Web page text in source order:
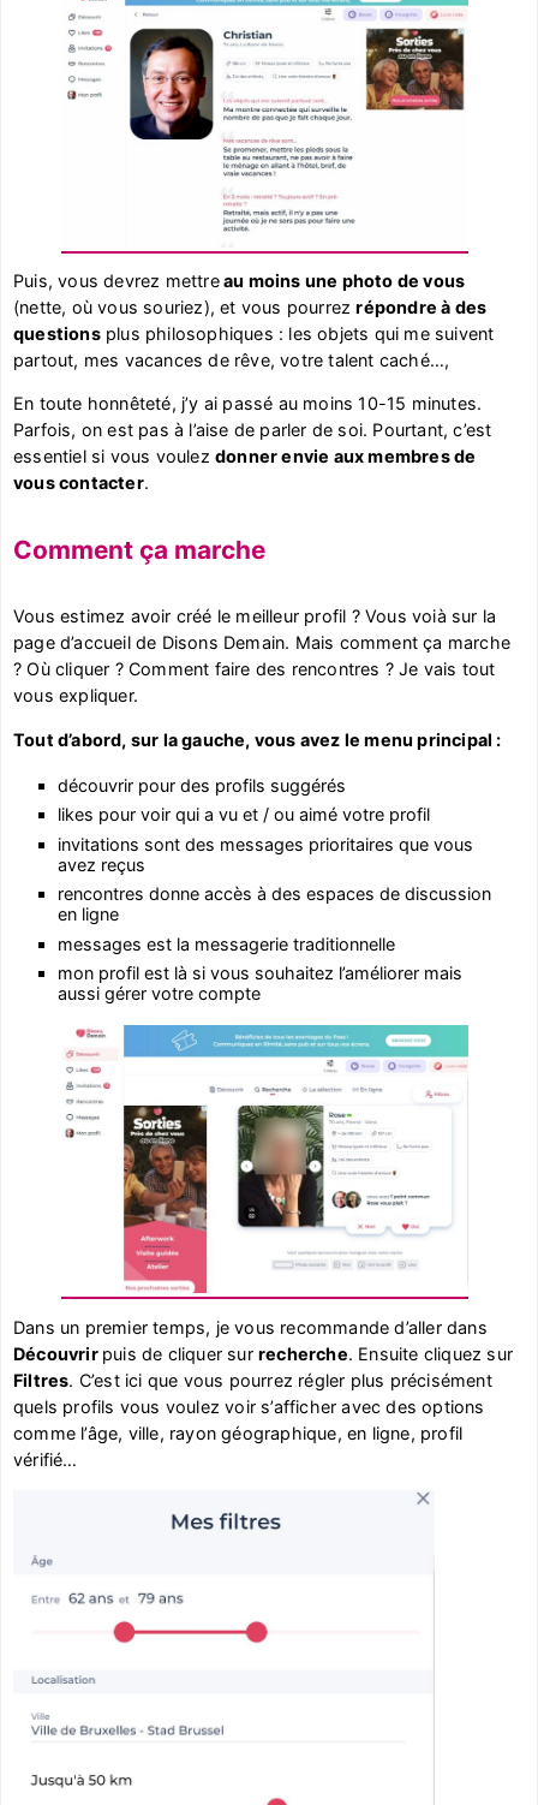
Puis, vous devrez mettreau moins une photo de vous
(nette, où vous souriez), et vous pourrezrépondre à des
questionsplus philosophiques : les objets qui me suivent
partout, mes vacances de rêve, votre talent caché…,
En toute honnêteté, j’y ai passé au moins 10-15 minutes.
Parfois, on est pas à l’aise de parler de soi. Pourtant, c’est
essentiel si vous voulez donner envie aux membres de
vous contacter.
Comment ça marche
Vous estimez avoir créé le meilleur profil ? Vous voià sur la
page d’accueil de Disons Demain. Mais comment ça marche
? Où cliquer ? Comment faire des rencontres ? Je vais tout
vous expliquer.
Tout d’abord, sur la gauche, vous avez le menu principal :
découvrir pour des profils suggérés
likes pour voir qui a vu et / ou aimé votre profil
invitations sont des messages prioritaires que vous
avez reçus
rencontres donne accès à des espaces de discussion
en ligne
messages est la messagerie traditionnelle
mon profil est là si vous souhaitez l’améliorer mais
aussi gérer votre compte
Dans un premier temps, je vous recommande d’aller dans
Découvrir puis de cliquer sur recherche. Ensuite cliquez sur
Filtres. C’est ici que vous pourrez régler plus précisément
quels profils vous voulez voir s’afficher avec des options
comme l’âge, ville, rayon géographique, en ligne, profil
vérifié…